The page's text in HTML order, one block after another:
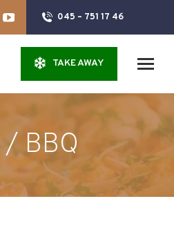
YouTube
new
window
045 – 751 17 46
TAKE AWAY
BBQ